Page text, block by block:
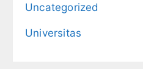
Uncategorized
Universitas